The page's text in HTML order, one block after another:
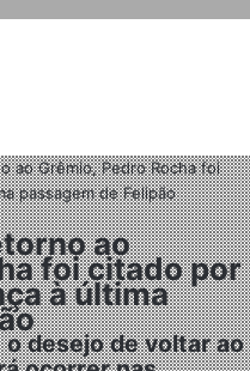
ao Grêmio, Pedro Rocha foi
passagem de Felipão
ao
foi citado por
à última
desejo de voltar ao